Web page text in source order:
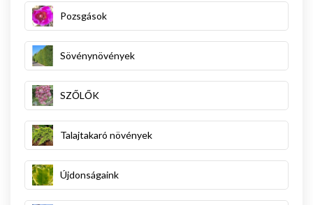
Pozsgások
Sövénynövények
SZŐLŐK
Talajtakaró növények
Újdonságaink